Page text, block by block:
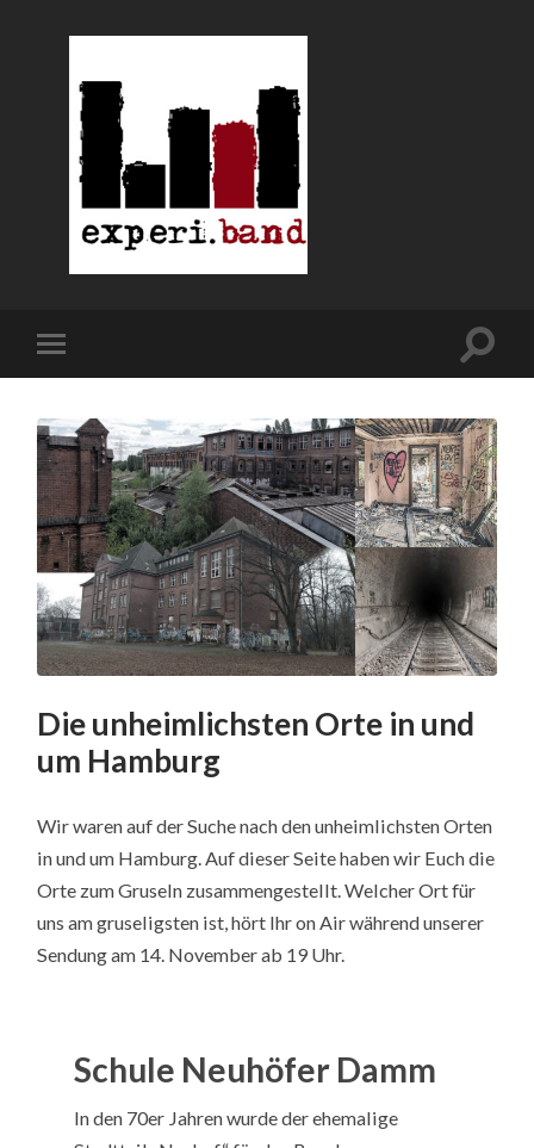
Die unheimlichsten Orte in und
um Hamburg
Wir waren auf der Suche nach den unheimlichsten Orten
in und um Hamburg. Auf dieser Seite haben wir Euch die
Orte zum Gruseln zusammengestellt. Welcher Ort für
uns am gruseligsten ist, hört Ihr on Air während unserer
Sendung am 14. November ab 19 Uhr.
Schule Neuhöfer Damm
In den 70er Jahren wurde der ehemalige